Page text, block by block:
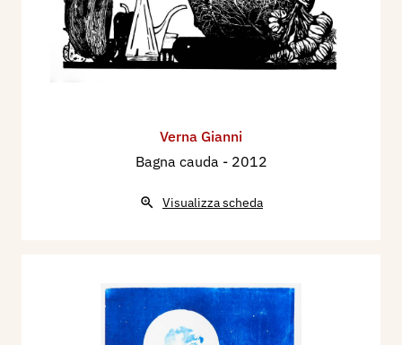
Verna Gianni
Bagna cauda - 2012
Visualizza scheda